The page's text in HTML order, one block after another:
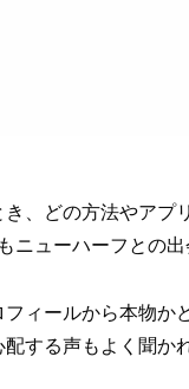
、どの方法やア
ューハーフとの
ィールから本物
する声もよく聞か